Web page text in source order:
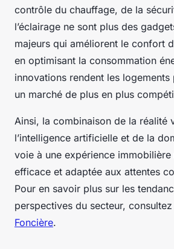
contrôle du chauffage, de la
l’éclairage ne sont plus des
majeurs qui améliorent le confort
en optimisant la consommation
innovations rendent les
un marché de plus en plus
Ainsi, la combinaison de la réalité
l’intelligence artificielle et de la
voie à une expérience
efficace et adaptée aux attentes
Pour en savoir plus sur les
perspectives du secteur, consultez
Foncière.